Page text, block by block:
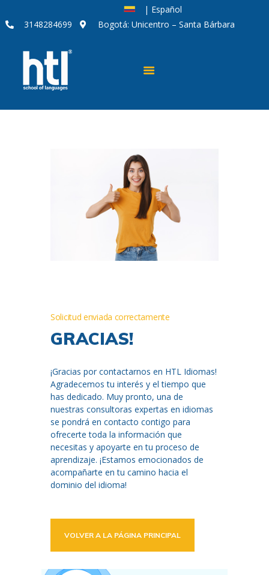
| Español
3148284699
Bogotá: Unicentro – Santa Bárbara
CURSOS DE IDIOMAS
SOY APRENDIZ
Solicitud enviada correctamente
GRACIAS!
¡Gracias por contactarnos en HTL Idiomas!
Agradecemos tu interés y el tiempo que
has dedicado. Muy pronto, una de
nuestras consultoras expertas en idiomas
se pondrá en contacto contigo para
ofrecerte toda la información que
necesitas y apoyarte en tu proceso de
aprendizaje. ¡Estamos emocionados de
acompañarte en tu camino hacia el
dominio del idioma!
VOLVER A LA PÁGINA PRINCIPAL